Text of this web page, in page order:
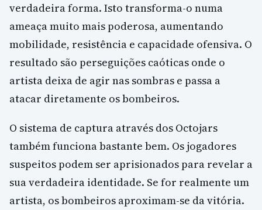
verdadeira forma. Isto transforma-o numa
ameaça muito mais poderosa, aumentando
mobilidade, resistência e capacidade ofensiva. O
resultado são perseguições caóticas onde o
artista deixa de agir nas sombras e passa a
atacar diretamente os bombeiros.
O sistema de captura através dos Octojars
também funciona bastante bem. Os jogadores
suspeitos podem ser aprisionados para revelar a
sua verdadeira identidade. Se for realmente um
artista, os bombeiros aproximam-se da vitória.